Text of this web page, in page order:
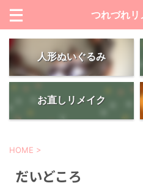
つれづれリ
人形ぬいぐるみ
お直しリメイク
HOME >
だいどころ